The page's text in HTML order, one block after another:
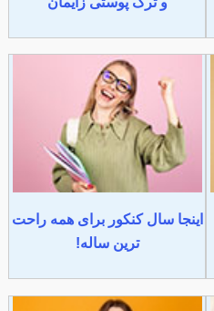
اینجا سال کنکور برای همه راحت
ترین ساله!